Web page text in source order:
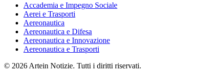
Accademia e Impegno Sociale
Aerei e Trasporti
Aereonautica
Aereonautica e Difesa
Aereonautica e Innovazione
Aereonautica e Trasporti
© 2026 Artein Notizie. Tutti i diritti riservati.